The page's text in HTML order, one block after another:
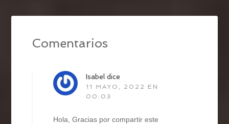
Comentarios
Isabel dice
11 MAYO, 2022 EN
00:03
Hola, Gracias por compartir este